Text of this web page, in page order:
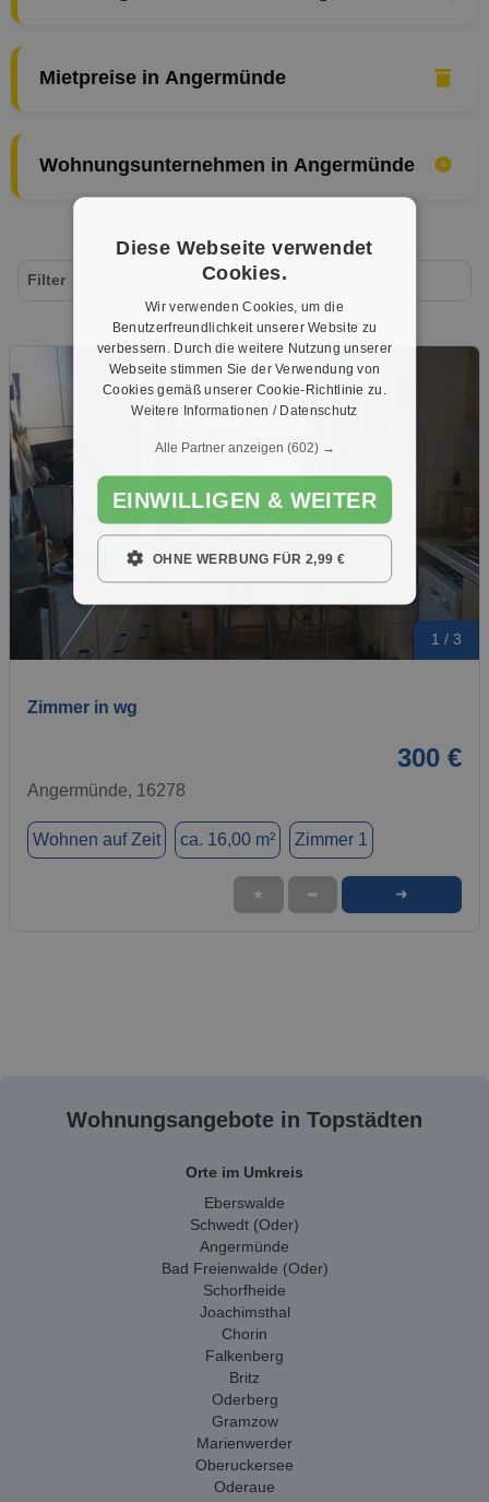
Mietpreise in Angermünde
Wohnungsunternehmen in Angermünde
1 / 3
Zimmer in wg
300 €
Angermünde, 16278
Wohnen auf Zeit ca. 16,00 m² Zimmer 1
★ ➦ ➜
Filter
Wohnungsangebote in Topstädten
Orte im Umkreis
Eberswalde
Schwedt (Oder)
Angermünde
Bad Freienwalde (Oder)
Schorfheide
Joachimsthal
Chorin
Falkenberg
Britz
Oderberg
Gramzow
Marienwerder
Oberuckersee
Oderaue
Diese Webseite verwendet
Cookies.
Wir verwenden Cookies, um die
Benutzerfreundlichkeit unserer Website zu
verbessern. Durch die weitere Nutzung unserer
Webseite stimmen Sie der Verwendung von
Cookies gemäß unserer Cookie-Richtlinie zu.
Weitere Informationen / Datenschutz
Alle Partner anzeigen (602) →
EINWILLIGEN & WEITER
OHNE WERBUNG FÜR 2,99 €